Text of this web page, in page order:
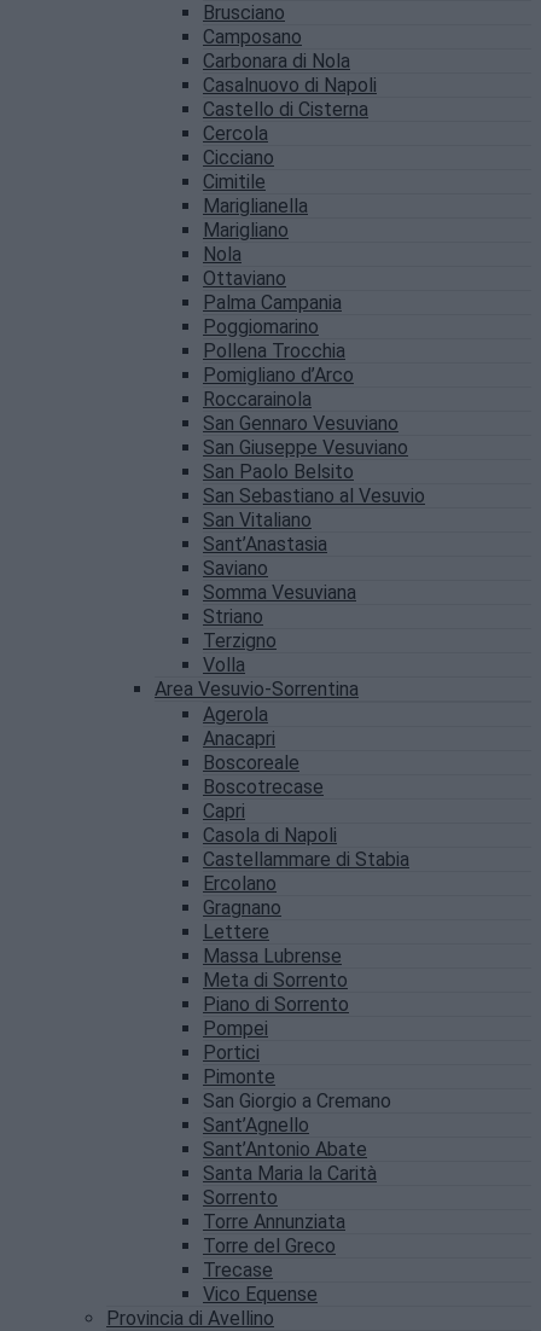
Brusciano
Camposano
Carbonara di Nola
Casalnuovo di Napoli
Castello di Cisterna
Cercola
Cicciano
Cimitile
Mariglianella
Marigliano
Nola
Ottaviano
Palma Campania
Poggiomarino
Pollena Trocchia
Pomigliano d’Arco
Roccarainola
San Gennaro Vesuviano
San Giuseppe Vesuviano
San Paolo Belsito
San Sebastiano al Vesuvio
San Vitaliano
Sant’Anastasia
Saviano
Somma Vesuviana
Striano
Terzigno
Volla
Area Vesuvio-Sorrentina
Agerola
Anacapri
Boscoreale
Boscotrecase
Capri
Casola di Napoli
Castellammare di Stabia
Ercolano
Gragnano
Lettere
Massa Lubrense
Meta di Sorrento
Piano di Sorrento
Pompei
Portici
Pimonte
San Giorgio a Cremano
Sant’Agnello
Sant’Antonio Abate
Santa Maria la Carità
Sorrento
Torre Annunziata
Torre del Greco
Trecase
Vico Equense
Provincia di Avellino